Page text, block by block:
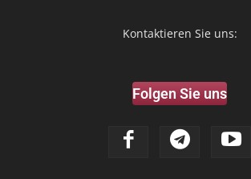
Kontaktieren Sie uns:
Folgen Sie uns